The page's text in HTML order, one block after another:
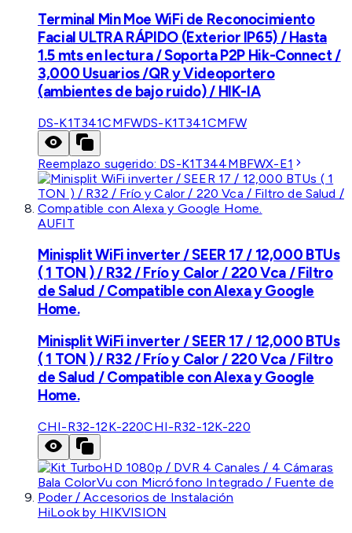
Terminal Min Moe WiFi de Reconocimiento
Facial ULTRA RÁPIDO (Exterior IP65) / Hasta
1.5 mts en lectura / Soporta P2P Hik-Connect /
3,000 Usuarios /QR y Videoportero
(ambientes de bajo ruido) / HIK-IA
DS-K1T341CMFWDS-K1T341CMFW
Reemplazo sugerido: DS-K1T344MBFWX-E1
AUFIT
Minisplit WiFi inverter / SEER 17 / 12,000 BTUs
( 1 TON ) / R32 / Frío y Calor / 220 Vca / Filtro
de Salud / Compatible con Alexa y Google
Home.
Minisplit WiFi inverter / SEER 17 / 12,000 BTUs
( 1 TON ) / R32 / Frío y Calor / 220 Vca / Filtro
de Salud / Compatible con Alexa y Google
Home.
CHI-R32-12K-220CHI-R32-12K-220
HiLook by HIKVISION